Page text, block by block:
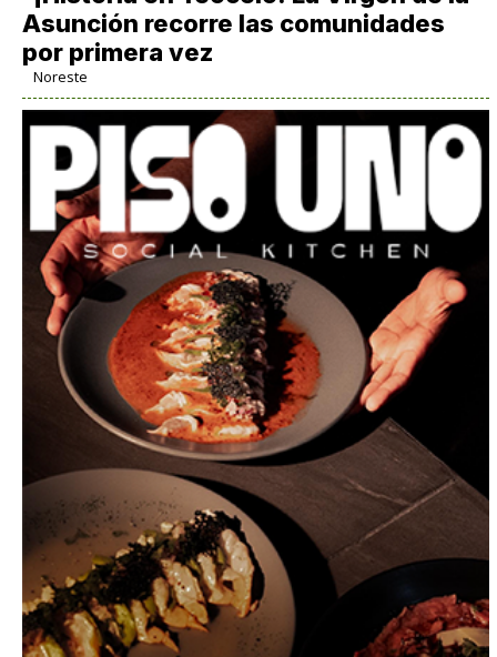
Asunción recorre las comunidades
por primera vez
Noreste